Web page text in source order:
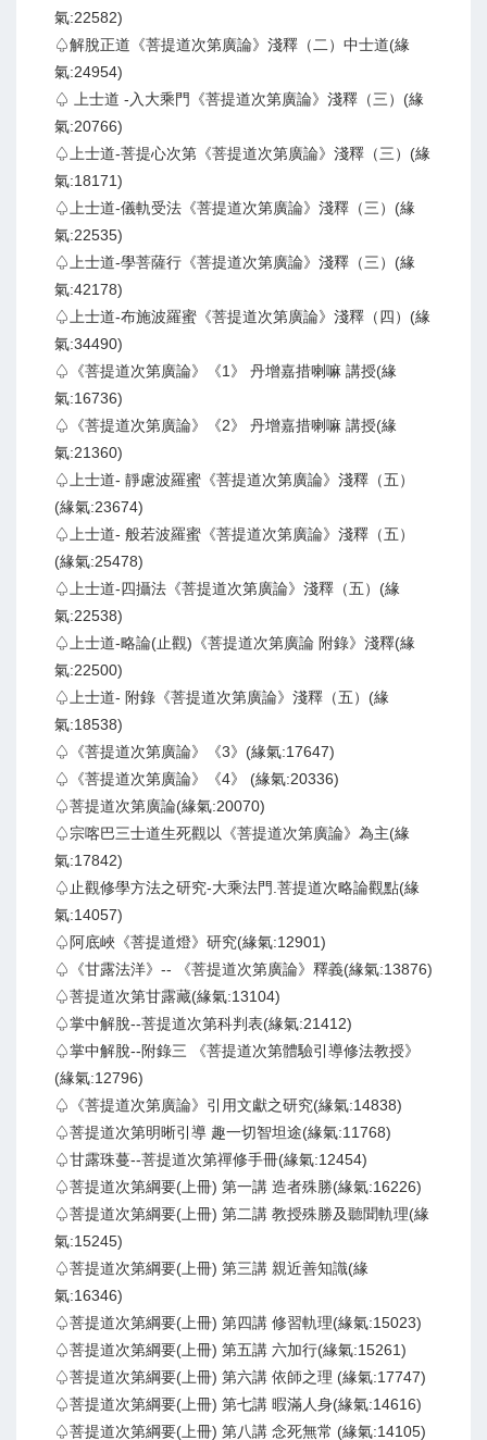
氣:22582)
♤解脫正道《菩提道次第廣論》淺釋（二）中士道(緣
氣:24954)
♤ 上士道 -入大乘門《菩提道次第廣論》淺釋（三）(緣
氣:20766)
♤上士道-菩提心次第《菩提道次第廣論》淺釋（三）(緣
氣:18171)
♤上士道-儀軌受法《菩提道次第廣論》淺釋（三）(緣
氣:22535)
♤上士道-學菩薩行《菩提道次第廣論》淺釋（三）(緣
氣:42178)
♤上士道-布施波羅蜜《菩提道次第廣論》淺釋（四）(緣
氣:34490)
♤《菩提道次第廣論》《1》 丹增嘉措喇嘛 講授(緣
氣:16736)
♤《菩提道次第廣論》《2》 丹增嘉措喇嘛 講授(緣
氣:21360)
♤上士道- 靜慮波羅蜜《菩提道次第廣論》淺釋（五）
(緣氣:23674)
♤上士道- 般若波羅蜜《菩提道次第廣論》淺釋（五）
(緣氣:25478)
♤上士道-四攝法《菩提道次第廣論》淺釋（五）(緣
氣:22538)
♤上士道-略論(止觀)《菩提道次第廣論 附錄》淺釋(緣
氣:22500)
♤上士道- 附錄《菩提道次第廣論》淺釋（五）(緣
氣:18538)
♤《菩提道次第廣論》《3》(緣氣:17647)
♤《菩提道次第廣論》《4》 (緣氣:20336)
♤菩提道次第廣論(緣氣:20070)
♤宗喀巴三士道生死觀以《菩提道次第廣論》為主(緣
氣:17842)
♤止觀修學方法之研究-大乘法門.菩提道次略論觀點(緣
氣:14057)
♤阿底峽《菩提道燈》研究(緣氣:12901)
♤《甘露法洋》-- 《菩提道次第廣論》釋義(緣氣:13876)
♤菩提道次第甘露藏(緣氣:13104)
♤掌中解脫--菩提道次第科判表(緣氣:21412)
♤掌中解脫--附錄三 《菩提道次第體驗引導修法教授》
(緣氣:12796)
♤《菩提道次第廣論》引用文獻之研究(緣氣:14838)
♤菩提道次第明晰引導 趣一切智坦途(緣氣:11768)
♤甘露珠蔓--菩提道次第禪修手冊(緣氣:12454)
♤菩提道次第綱要(上冊) 第一講 造者殊勝(緣氣:16226)
♤菩提道次第綱要(上冊) 第二講 教授殊勝及聽聞軌理(緣
氣:15245)
♤菩提道次第綱要(上冊) 第三講 親近善知識(緣
氣:16346)
♤菩提道次第綱要(上冊) 第四講 修習軌理(緣氣:15023)
♤菩提道次第綱要(上冊) 第五講 六加行(緣氣:15261)
♤菩提道次第綱要(上冊) 第六講 依師之理 (緣氣:17747)
♤菩提道次第綱要(上冊) 第七講 暇滿人身(緣氣:14616)
♤菩提道次第綱要(上冊) 第八講 念死無常 (緣氣:14105)